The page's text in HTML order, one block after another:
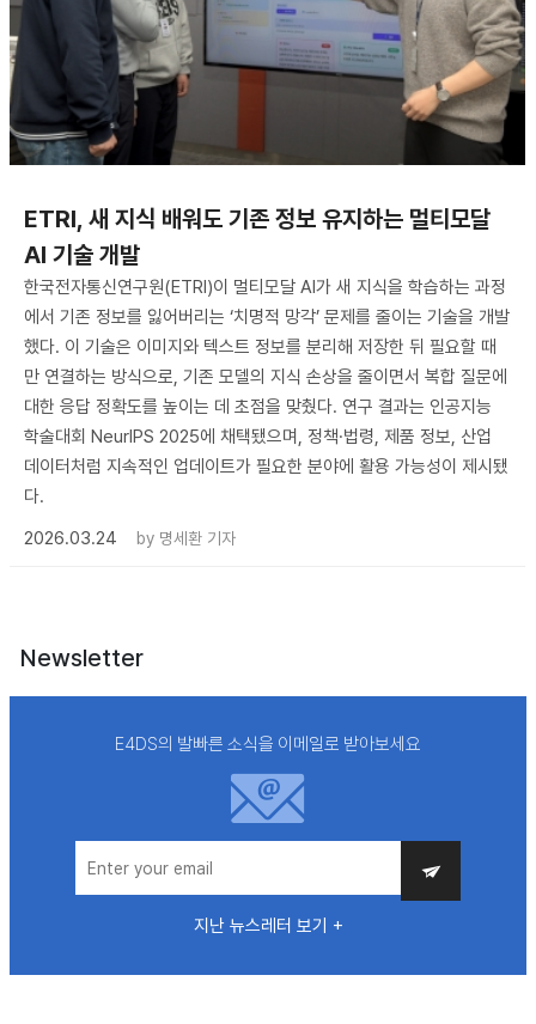
ETRI, 새 지식 배워도 기존 정보 유지하는 멀티모달
AI 기술 개발
한국전자통신연구원(ETRI)이 멀티모달 AI가 새 지식을 학습하는 과정
에서 기존 정보를 잃어버리는 ‘치명적 망각’ 문제를 줄이는 기술을 개발
했다. 이 기술은 이미지와 텍스트 정보를 분리해 저장한 뒤 필요할 때
만 연결하는 방식으로, 기존 모델의 지식 손상을 줄이면서 복합 질문에
대한 응답 정확도를 높이는 데 초점을 맞췄다. 연구 결과는 인공지능
학술대회 NeurIPS 2025에 채택됐으며, 정책·법령, 제품 정보, 산업
데이터처럼 지속적인 업데이트가 필요한 분야에 활용 가능성이 제시됐
다.
2026.03.24
by 명세환 기자
Newsletter
E4DS의 발빠른 소식을 이메일로 받아보세요
지난 뉴스레터 보기 +